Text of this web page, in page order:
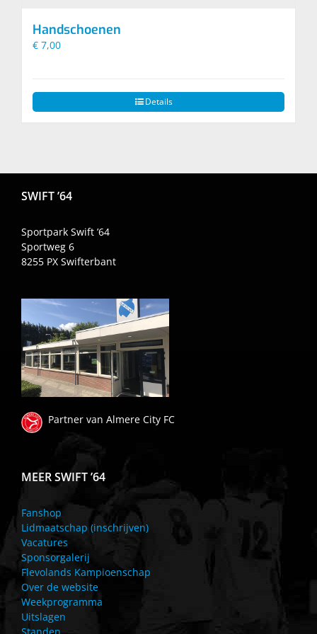
Handschoenen
€ 7,00
Details
SWIFT ’64
Sportpark Swift ’64
Sportweg 6
8255 PX Swifterbant
Partner van Almere City FC
MEER SWIFT ’64
Fanshop
Lidmaatschap (inschrijven)
Vacatures
Sponsorgalerij
Flevolands Kampioenschap
Over de website
Weekprogramma
Uitslagen